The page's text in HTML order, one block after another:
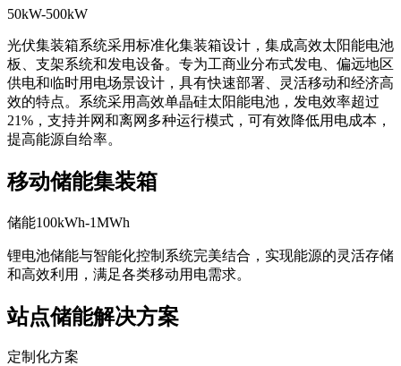
50kW-500kW
光伏集装箱系统采用标准化集装箱设计，集成高效太阳能电池
板、支架系统和发电设备。专为工商业分布式发电、偏远地区
供电和临时用电场景设计，具有快速部署、灵活移动和经济高
效的特点。系统采用高效单晶硅太阳能电池，发电效率超过
21%，支持并网和离网多种运行模式，可有效降低用电成本，
提高能源自给率。
移动储能集装箱
储能100kWh-1MWh
锂电池储能与智能化控制系统完美结合，实现能源的灵活存储
和高效利用，满足各类移动用电需求。
站点储能解决方案
定制化方案